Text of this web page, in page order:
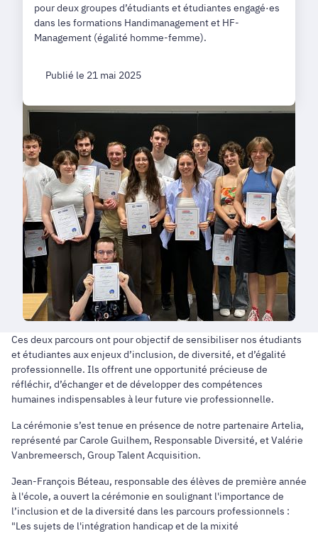
pour deux groupes d’étudiants et étudiantes engagé·es
dans les formations Handimanagement et HF-
Management (égalité homme-femme).
Publié le 21 mai 2025
Ces deux parcours ont pour objectif de sensibiliser nos étudiants
et étudiantes aux enjeux d’inclusion, de diversité, et d’égalité
professionnelle. Ils offrent une opportunité précieuse de
réfléchir, d’échanger et de développer des compétences
humaines indispensables à leur future vie professionnelle.
La cérémonie s’est tenue en présence de notre partenaire Artelia,
représenté par Carole Guilhem, Responsable Diversité, et Valérie
Vanbremeersch, Group Talent Acquisition.
Jean-François Béteau, responsable des élèves de première année
à l'école, a ouvert la cérémonie en soulignant l'importance de
l’inclusion et de la diversité dans les parcours professionnels :
"Les sujets de l'intégration handicap et de la mixité